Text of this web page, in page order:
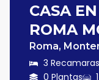
CASA
ROMA
Roma,
3 Recamaras
0 Plantas